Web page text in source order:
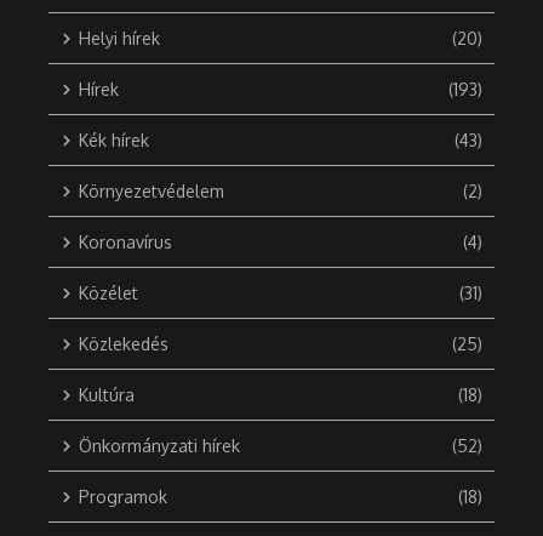
Helyi hírek (20)
Hírek (193)
Kék hírek (43)
Környezetvédelem (2)
Koronavírus (4)
Közélet (31)
Közlekedés (25)
Kultúra (18)
Önkormányzati hírek (52)
Programok (18)